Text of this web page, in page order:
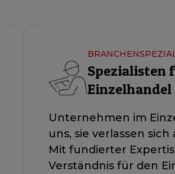
Spezialisten
Einzelhandel
Unternehmen im
uns, sie verlassen sich
Mit fundierter
Verständnis für den